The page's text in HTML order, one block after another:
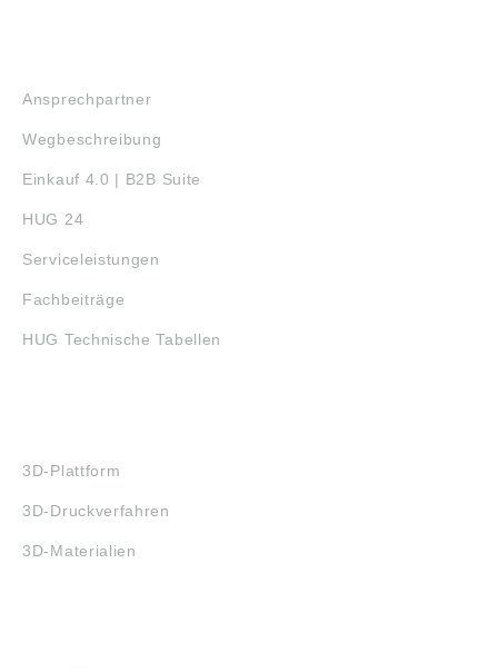
Ansprechpartner
Wegbeschreibung
Einkauf 4.0 | B2B Suite
HUG 24
Serviceleistungen
Fachbeiträge
HUG Technische Tabellen
3D-Plattform
3D-Druckverfahren
3D-Materialien